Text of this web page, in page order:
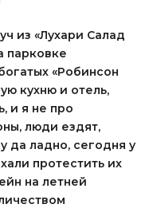
из «Лухари Салад
парковке
«Робинсон
кухню и отель,
и я не про
люди ездят,
да ладно, сегодня у
протестить их
на летней